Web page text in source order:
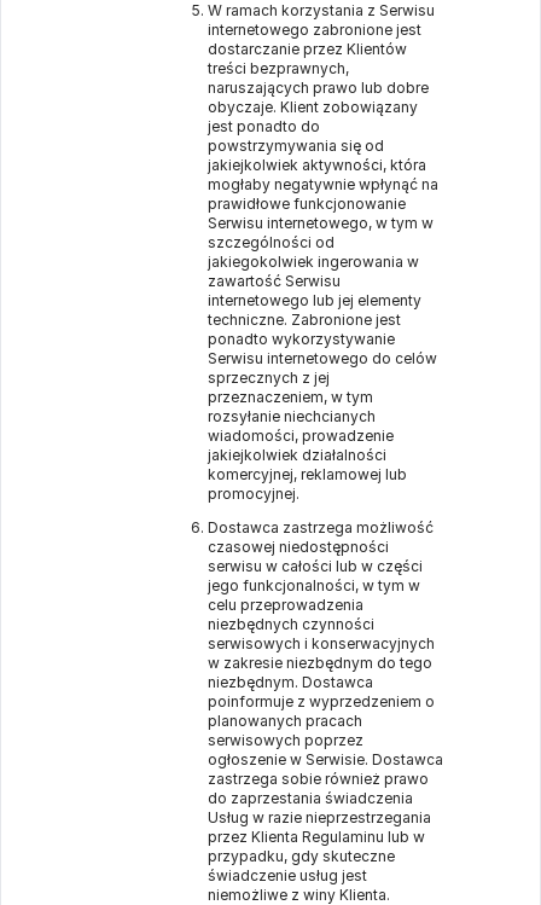
W ramach korzystania z Serwisu
internetowego zabronione jest
dostarczanie przez Klientów
treści bezprawnych,
naruszających prawo lub dobre
obyczaje. Klient zobowiązany
jest ponadto do
powstrzymywania się od
jakiejkolwiek aktywności, która
mogłaby negatywnie wpłynąć na
prawidłowe funkcjonowanie
Serwisu internetowego, w tym w
szczególności od
jakiegokolwiek ingerowania w
zawartość Serwisu
internetowego lub jej elementy
techniczne. Zabronione jest
ponadto wykorzystywanie
Serwisu internetowego do celów
sprzecznych z jej
przeznaczeniem, w tym
rozsyłanie niechcianych
wiadomości, prowadzenie
jakiejkolwiek działalności
komercyjnej, reklamowej lub
promocyjnej.
Dostawca zastrzega możliwość
czasowej niedostępności
serwisu w całości lub w części
jego funkcjonalności, w tym w
celu przeprowadzenia
niezbędnych czynności
serwisowych i konserwacyjnych
w zakresie niezbędnym do tego
niezbędnym. Dostawca
poinformuje z wyprzedzeniem o
planowanych pracach
serwisowych poprzez
ogłoszenie w Serwisie. Dostawca
zastrzega sobie również prawo
do zaprzestania świadczenia
Usług w razie nieprzestrzegania
przez Klienta Regulaminu lub w
przypadku, gdy skuteczne
świadczenie usług jest
niemożliwe z winy Klienta.